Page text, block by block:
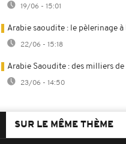
19/06 - 15:01
Arabie saoudite : le pèlerinage
22/06 - 15:18
Arabie Saoudite : des milliers
23/06 - 14:50
SUR LE MÊME THÈME